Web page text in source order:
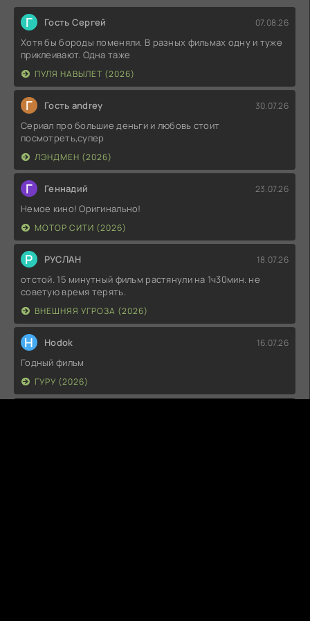
Г Гость Сергей 07.08.26
Хотя бы бороды поменяли. В разных фильмах одну и туже
приклеивают. Одна таже
ПУЛЯ НАВЫЛЕТ (2026)
Г Гость andrey 30.07.26
Сериал про большие деньги и любовь стоит
посмотреть,супер
ЛЭНДМЕН (2026)
Г Геннадий 23.07.26
Немое кино! Оригинально!
МОТОР СИТИ (2026)
Р РУСЛАН 18.07.26
отстой. 15 минутный фильм растянули на 1ч30мин. не
советую время терять.
ВНЕШНЯЯ УГРОЗА (2026)
H Hodok 16.07.26
Годный фильм
ГУРУ (2026)